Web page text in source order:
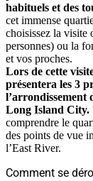
habituels et des
cet immense
choisissez la visite
personnes) ou la
et vos proches.
Lors de cette
présentera les 3
l’arrondissement
Long Island City.
comprendre le
des points de vue
l’East River.
Comment se